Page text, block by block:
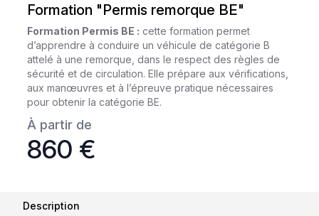
Formation "Permis remorque BE"
Formation Permis BE : cette formation permet
d’apprendre à conduire un véhicule de catégorie B
attelé à une remorque, dans le respect des règles de
sécurité et de circulation. Elle prépare aux vérifications,
aux manœuvres et à l’épreuve pratique nécessaires
pour obtenir la catégorie BE.
À partir de
860 €
Description